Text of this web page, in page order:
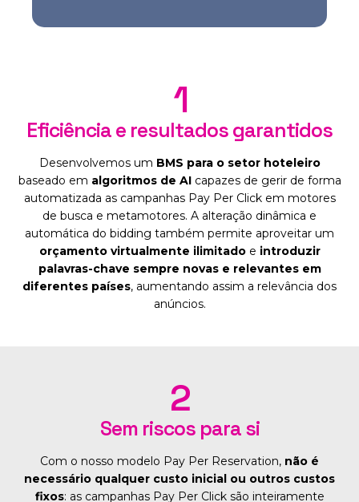
1
Eficiência e resultados garantidos
Desenvolvemos um BMS para o setor hoteleiro
baseado em algoritmos de AIcapazes de gerir de forma
automatizada as campanhas Pay Per Click em motores
de busca e metamotores. A alteração dinâmica e
automática do bidding também permite aproveitar um
orçamento virtualmente ilimitadoe introduzir
palavras-chave sempre novas e relevantes em
diferentes países, aumentando assim a relevância dos
anúncios.
2
Sem riscos para si
Com o nosso modelo Pay Per Reservation, não é
necessário qualquer custo inicial ou outros custos
fixos: as campanhas Pay Per Click são inteiramente